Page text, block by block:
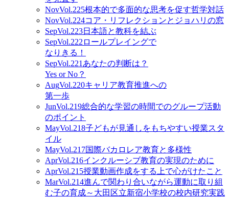
NovVol.225根本的で多面的な思考を促す哲学対話
NovVol.224コア・リフレクションとジョハリの窓
SepVol.223日本語と教科を結ぶ
SepVol.222 ロールプレイングで
なりきる！
SepVol.221 あなたの判断は？
Yes or No？
AugVol.220キャリア教育推進への
第一歩
JunVol.219総合的な学習の時間でのグループ活動
のポイント
MayVol.218子どもが見通しをもちやすい授業スタ
イル
MayVol.217国際バカロレア教育と多様性
AprVol.216インクルーシブ教育の実現のために
AprVol.215授業動画作成をする上で心がけたこと
MarVol.214進んで関わり合いながら運動に取り組
む子の育成～大田区立新宿小学校の校内研究実践